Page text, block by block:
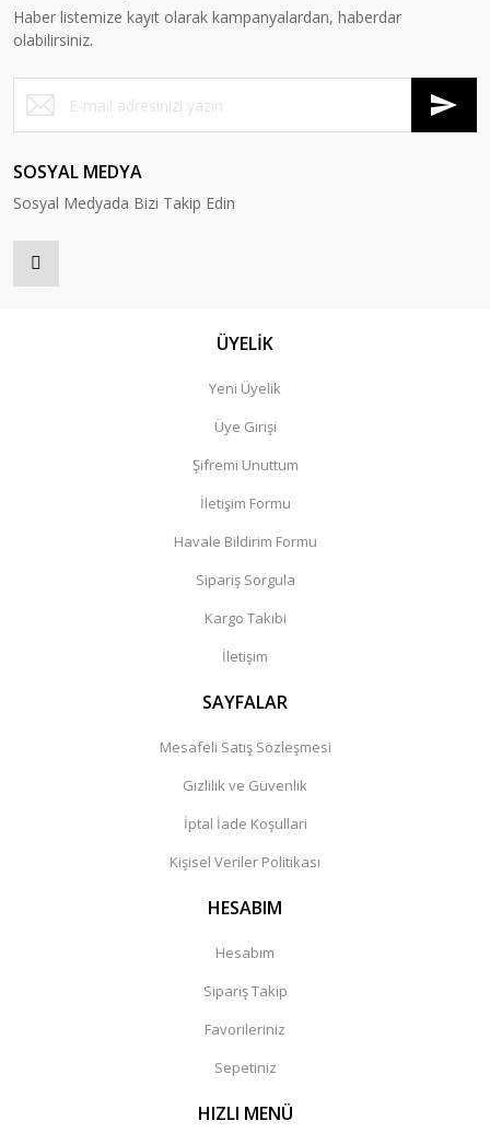
Haber listemize kayıt olarak kampanyalardan, haberdar
olabilirsiniz.
SOSYAL MEDYA
Sosyal Medyada Bizi Takip Edin
ÜYELİK
Yeni Üyelik
Üye Girişi
Şifremi Unuttum
İletişim Formu
Havale Bildirim Formu
Sipariş Sorgula
Kargo Takibi
İletişim
SAYFALAR
Mesafeli Satış Sözleşmesi
Gizlilik ve Güvenlik
İptal İade Koşullari
Kişisel Veriler Politikası
HESABIM
Hesabım
Sipariş Takip
Favorileriniz
Sepetiniz
HIZLI MENÜ